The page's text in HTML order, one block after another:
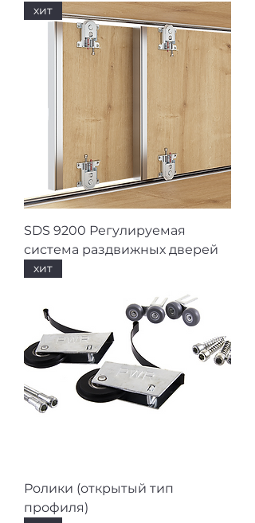
хит
SDS 9200 Регулируемая
система раздвижных дверей
хит
Ролики (открытый тип
профиля)